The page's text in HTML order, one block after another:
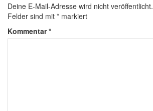
Deine E-Mail-Adresse wird nicht veröffentlicht.
Felder sind mit * markiert
Kommentar*